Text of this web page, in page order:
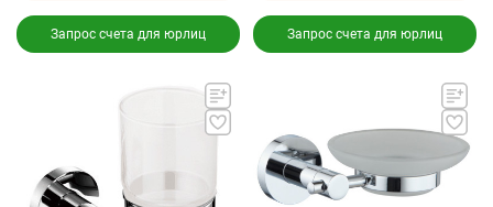
Запрос счета для юрлиц Запрос счета для юрлиц